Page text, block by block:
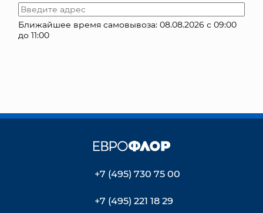
Ближайшее время самовывоза: 08.08.2026 с 09:00
до 11:00
+7 (495) 730 75 00
+7 (495) 221 18 29